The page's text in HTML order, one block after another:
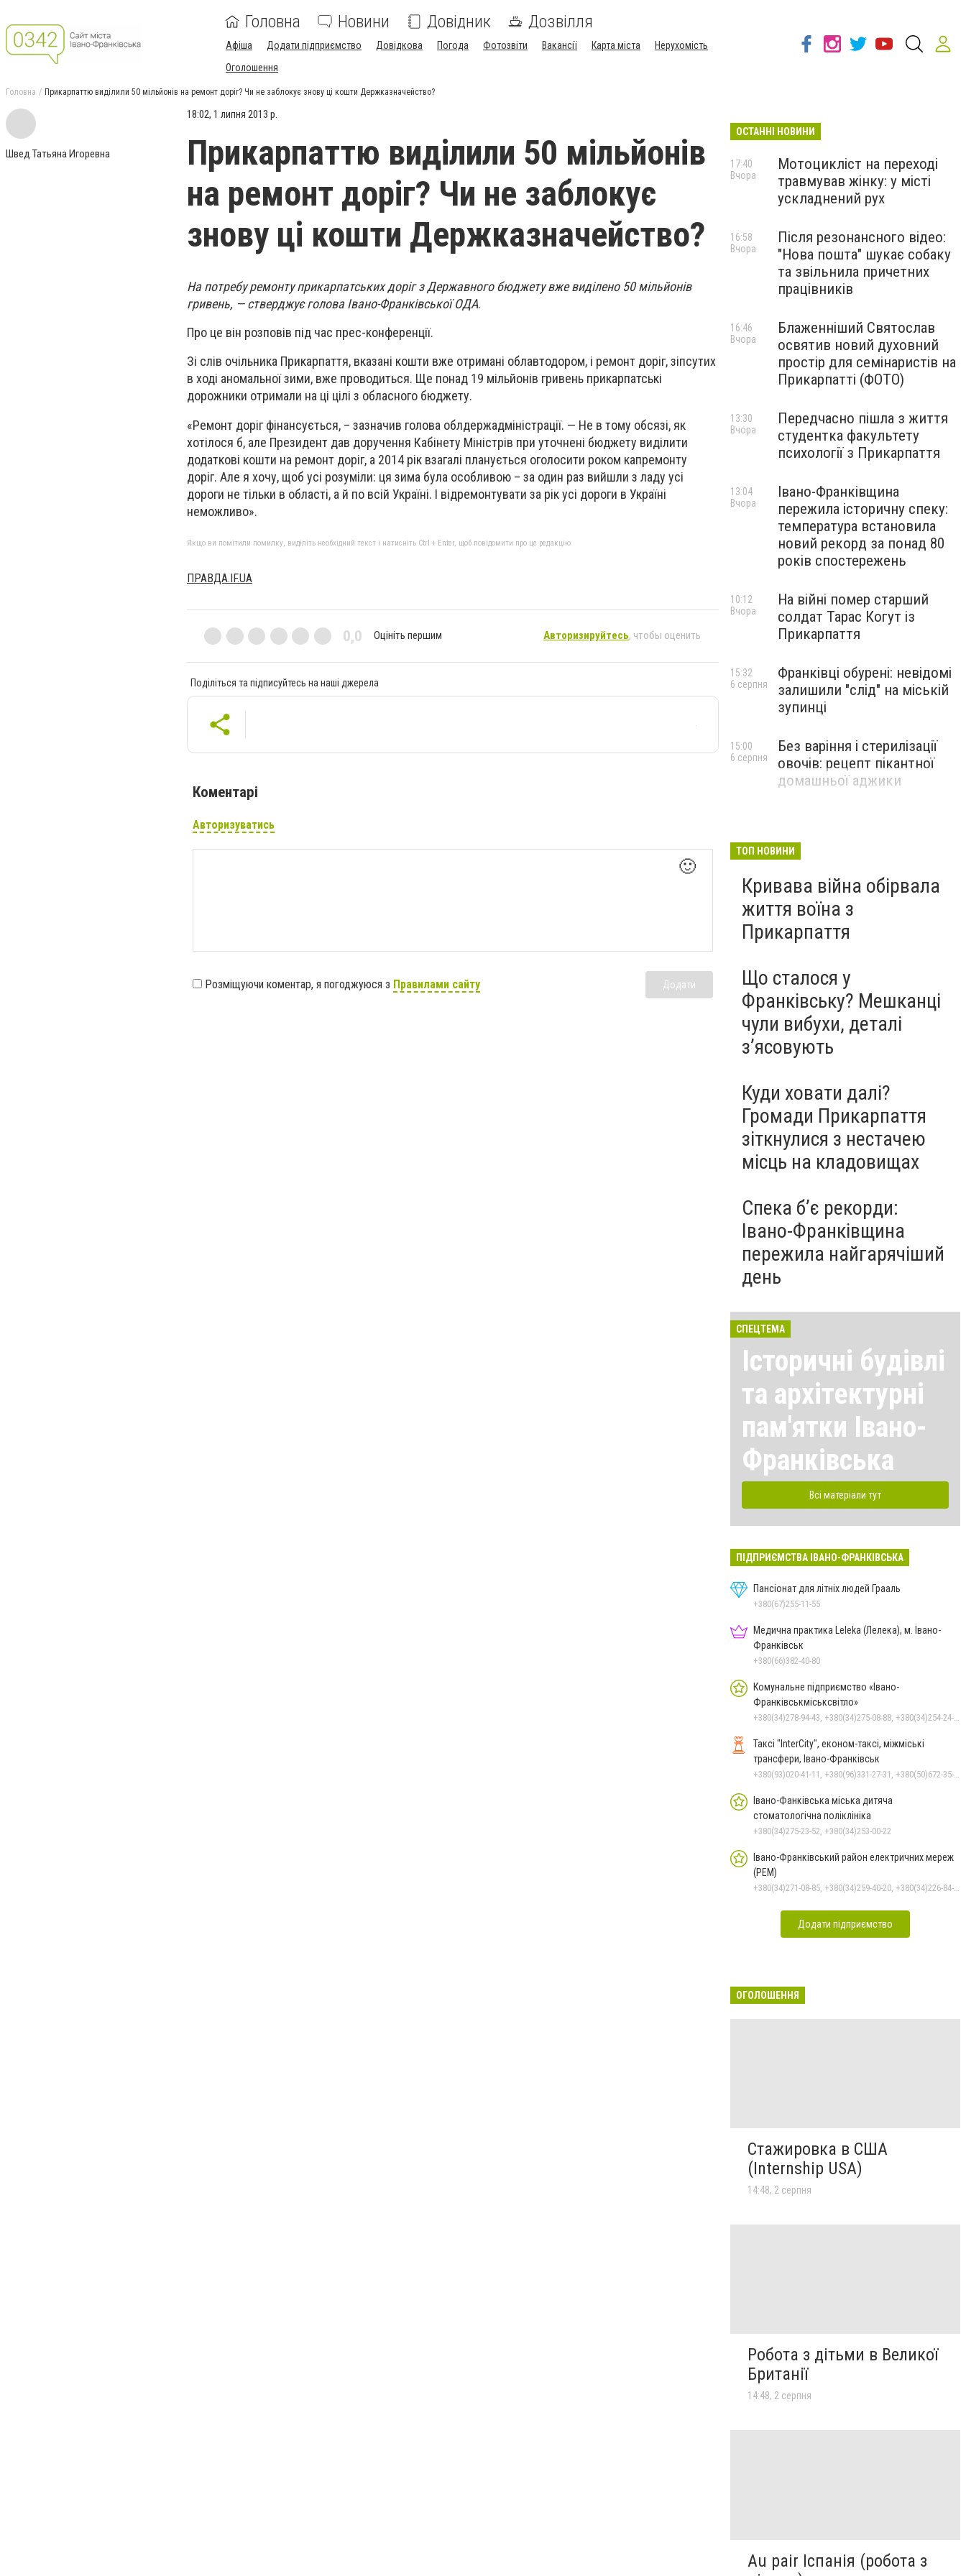
Головна Новини Довідник Дозвілля
Афіша Додати підприємство Довідкова Погода Фотозвіти Вакансії Карта міста
Нерухомість
Оголошення
Головна Прикарпаттю виділили 50 мільйонів на ремонт доріг? Чи не заблокує знову ці кошти Держказначейство?
Швед Татьяна Игоревна
18:02, 1 липня 2013 р.
Прикарпаттю виділили 50 мільйонів
на ремонт доріг? Чи не заблокує
знову ці кошти Держказначейство?
На потребу ремонту прикарпатських доріг з Державного бюджету вже виділено 50 мільйонів
гривень, — стверджує голова Івано-Франківської ОДА.
Про це він розповів під час прес-конференції.
Зі слів очільника Прикарпаття, вказані кошти вже отримані облавтодором, і ремонт доріг, зіпсутих
в ході аномальної зими, вже проводиться. Ще понад 19 мільйонів гривень прикарпатські
дорожники отримали на ці цілі з обласного бюджету.
«Ремонт доріг фінансується, – зазначив голова облдержадміністрації. — Не в тому обсязі, як
хотілося б, але Президент дав доручення Кабінету Міністрів при уточнені бюджету виділити
додаткові кошти на ремонт доріг, а 2014 рік взагалі планується оголосити роком капремонту
доріг. Але я хочу, щоб усі розуміли: ця зима була особливою – за один раз вийшли з ладу усі
дороги не тільки в області, а й по всій Україні. І відремонтувати за рік усі дороги в Україні
неможливо».
Якщо ви помітили помилку, виділіть необхідний текст і натисніть Ctrl + Enter, щоб повідомити про це редакцію
ПРАВДА.IF.UA
0,0 Оцініть першим Авторизируйтесь, чтобы оценить
Поділіться та підписуйтесь на наші джерела
Коментарі
Авторизуватись
🙂
Розміщуючи коментар, я погоджуюся з Правилами сайту Додати
ОСТАННІ НОВИНИ
Мотоцикліст на переході
травмував жінку: у місті
ускладнений рух
17:40
Вчора
Після резонансного відео:
"Нова пошта" шукає собаку
та звільнила причетних
працівників
16:58
Вчора
Блаженніший Святослав
освятив новий духовний
простір для семінаристів на
Прикарпатті (ФОТО)
16:46
Вчора
Передчасно пішла з життя
студентка факультету
психології з Прикарпаття
13:30
Вчора
Івано-Франківщина
пережила історичну спеку:
температура встановила
новий рекорд за понад 80
років спостережень
13:04
Вчора
На війні помер старший
солдат Тарас Когут із
Прикарпаття
10:12
Вчора
Франківці обурені: невідомі
залишили "слід" на міській
зупинці
15:32
6 серпня
Без варіння і стерилізації
овочів: рецепт пікантної
домашньої аджики
15:00
6 серпня
ТОП НОВИНИ
Кривава війна обірвала
життя воїна з
Прикарпаття
Що сталося у
Франківську? Мешканці
чули вибухи, деталі
з’ясовують
Куди ховати далі?
Громади Прикарпаття
зіткнулися з нестачею
місць на кладовищах
Спека б’є рекорди:
Івано-Франківщина
пережила найгарячіший
день
СПЕЦТЕМА
Історичні будівлі
та архітектурні
пам'ятки Івано-
Франківська
Всі матеріали тут
ПІДПРИЄМСТВА ІВАНО-ФРАНКІВСЬКА
Пансіонат для літніх людей Грааль
+380(67)255-11-55
Медична практика Leleka (Лелека), м. Івано-
Франківськ
+380(66)382-40-80
Комунальне підприємство «Івано-
Франківськміськсвітло»
Таксі "InterCity", економ-таксі, міжміські
трансфери, Івано-Франківськ
Івано-Фанківська міська дитяча
стоматологічна поліклініка
+380(34)275-23-52, +380(34)253-00-22
Івано-Франківський район електричних мереж
(РЕМ)
Додати підприємство
ОГОЛОШЕННЯ
Стажировка в США
(Internship USA)
14:48, 2 серпня
Робота з дітьми в Великої
Британії
14:48, 2 серпня
Au pair Іспанія (робота з